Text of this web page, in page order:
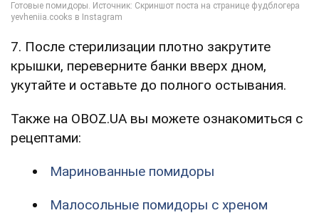
7. После стерилизации плотно закрутите
крышки, переверните банки вверх дном,
укутайте и оставьте до полного остывания.
Также на OBOZ.UA вы можете ознакомиться с
рецептами:
Маринованные помидоры
Малосольные помидоры с хреном